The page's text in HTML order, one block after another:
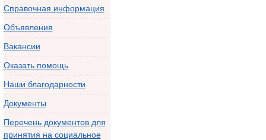
Справочная информация
Объявления
Вакансии
Оказать помощь
Наши благодарности
Документы
Перечень документов для
принятия на социальное